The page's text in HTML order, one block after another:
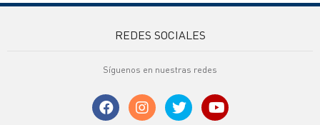
REDES SOCIALES
Síguenos en nuestras redes